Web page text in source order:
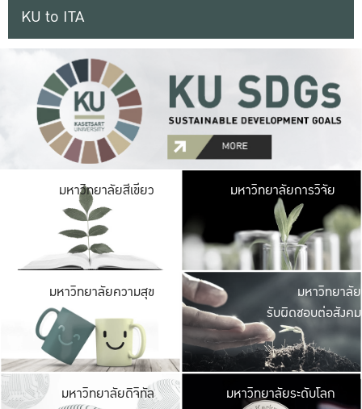
KU to ITA
มหาวิทยาลัยสีเขียว มหาวิ
มีพื้นที่เขียวสดใส
เป็นป่าในเมือง เกษต
มหาวิทยาลัยการวิจัย
มหาวิทยาลัยความสุข มหาวิ
ค
เปิดประ
และพบเรื่องราวใ
มหาวิทยาลัย
รับผิดชอบต่อสังคม
มหาวิทยาลัยดิจิทัล มหาวิ
มหาวิทยาลัยระดับโลก